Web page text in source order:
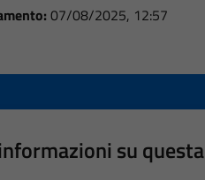
07/08/2025, 12:57
su questa